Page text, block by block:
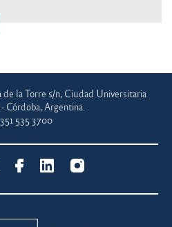
de la Torre s/n, Ciudad Universitaria
Argentina.
535 3700